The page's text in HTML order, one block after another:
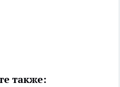
также: